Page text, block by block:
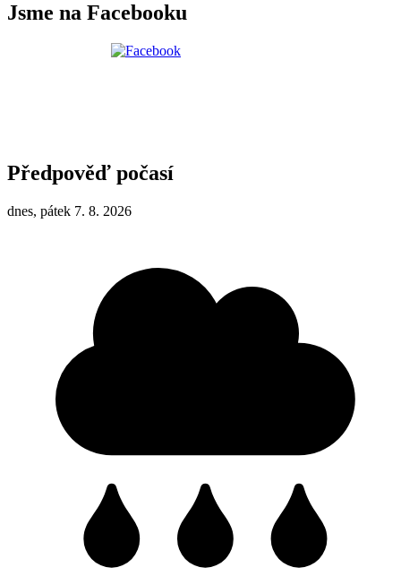
Jsme na Facebooku
Předpověď počasí
dnes, pátek 7. 8. 2026